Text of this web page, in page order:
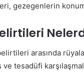
gezegenlerin
arasında
tesadüfi